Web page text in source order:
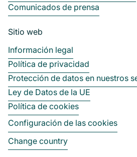
Comunicados de prensa
Sitio web
Información legal
Política de privacidad
Protección de datos en nuestros
Ley de Datos de la UE
Política de cookies
Configuración de las cookies
Change country